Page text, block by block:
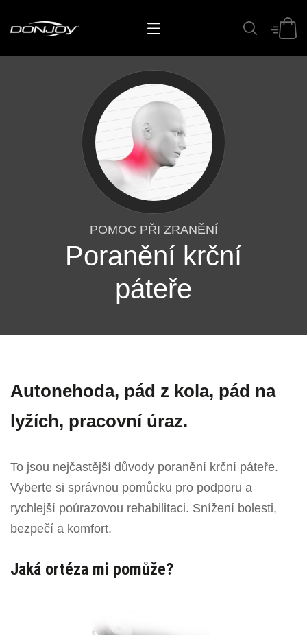
POMOC PŘI ZRANĚNÍ
Poranění krční
páteře
Autonehoda, pád z kola, pád na
lyžích, pracovní úraz.
To jsou nejčastější důvody poranění krční páteře.
Vyberte si správnou pomůcku pro podporu a
rychlejší poúrazovou rehabilitaci. Snížení bolesti,
bezpečí a komfort.
Jaká ortéza mi pomůže?